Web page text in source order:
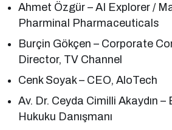
Ahmet Özgür – AI Explorer /
Pharminal Pharmaceuticals
Burçin Gökçen – Corporate
Director, TV Channel
Cenk Soyak – CEO, AloTech
Av. Dr. Ceyda Cimilli Akaydın
Hukuku Danışmanı